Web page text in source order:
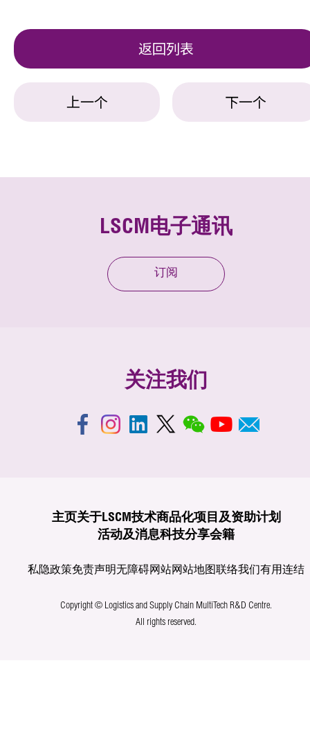
返回列表
上一个 下一个
LSCM电子通讯
订阅
关注我们
主页关于LSCM技术商品化项目及资助计划
活动及消息科技分享会籍
私隐政策免责声明无障碍网站网站地图联络我们有用连结
Copyright © Logistics and Supply Chain MultiTech R&D Centre.
All rights reserved.